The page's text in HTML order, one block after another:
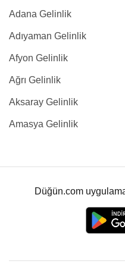
Adana Gelinlik
Adıyaman Gelinlik
Afyon Gelinlik
Ağrı Gelinlik
Aksaray Gelinlik
Amasya Gelinlik
Düğün.com